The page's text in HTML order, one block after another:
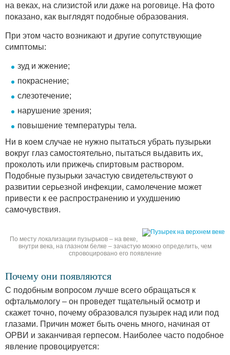
на веках, на слизистой или даже на роговице. На фото
показано, как выглядят подобные образования.
При этом часто возникают и другие сопутствующие
симптомы:
зуд и жжение;
покраснение;
слезотечение;
нарушение зрения;
повышение температуры тела.
Ни в коем случае не нужно пытаться убрать пузырьки
вокруг глаз самостоятельно, пытаться выдавить их,
проколоть или прижечь спиртовым раствором.
Подобные пузырьки зачастую свидетельствуют о
развитии серьезной инфекции, самолечение может
привести к ее распространению и ухудшению
самочувствия.
По месту локализации пузырьков – на веке,
внутри века, на глазном белке – зачастую можно определить, чем
спровоцировано его появление
Почему они появляются
С подобным вопросом лучше всего обращаться к
офтальмологу – он проведет тщательный осмотр и
скажет точно, почему образовался пузырек над или под
глазами. Причин может быть очень много, начиная от
ОРВИ и заканчивая герпесом. Наиболее часто подобное
явление провоцируется: